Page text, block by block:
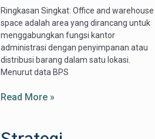
Ringkasan Singkat: Office and warehouse
space adalah area yang dirancang untuk
menggabungkan fungsi kantor
administrasi dengan penyimpanan atau
distribusi barang dalam satu lokasi.
Menurut data BPS
Read More »